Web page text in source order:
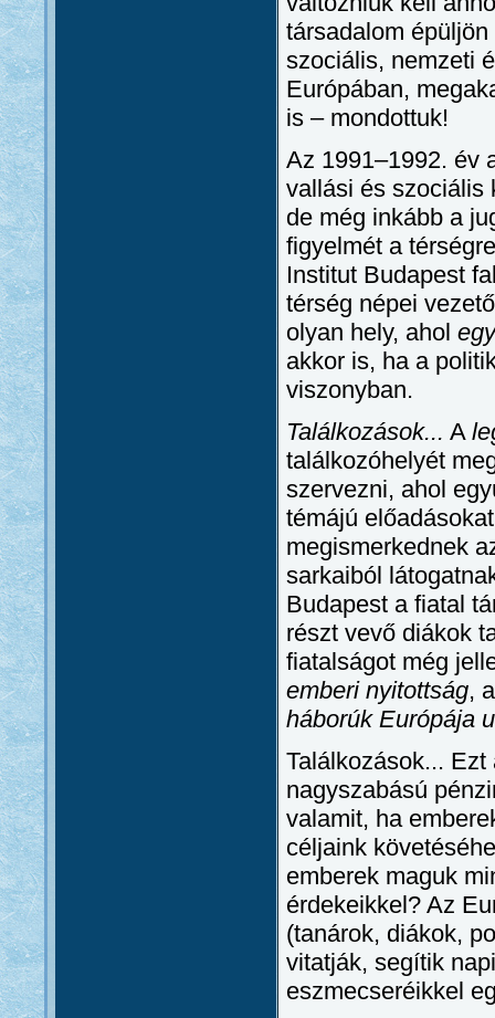
társadalom
szociális, nemzeti
Európában,
is – mondottuk!
Az 1991–1992. év
vallási és szociális
de még inkább a
figyelmét a
Institut Budapest
térség népei
olyan hely, ahol
akkor is, ha a
viszonyban.
Találkozások... A
találkozóhelyét
szervezni, ahol
témájú
megismerkednek
sarkaiból
Budapest a fiatal
részt vevő diákok
fiatalságot még
emberi nyitottság,
háborúk Európája
Találkozások...
nagyszabású
valamit, ha
céljaink
emberek maguk
érdekeikkel? Az
(tanárok, diákok,
vitatják, segítik
eszmecseréikkel